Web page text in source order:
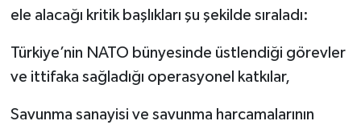
ele alacağı kritik başlıkları şu şekilde sıraladı:
Türkiye’nin NATO bünyesinde üstlendiği görevler
ve ittifaka sağladığı operasyonel katkılar,
Savunma sanayisi ve savunma harcamalarının